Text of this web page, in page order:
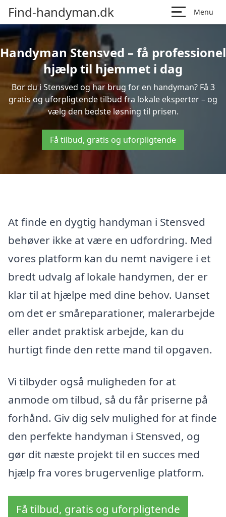
Find-handyman.dk Menu
Handyman Stensved – få professionel
hjælp til hjemmet i dag
Bor du i Stensved og har brug for en handyman? Få 3
gratis og uforpligtende tilbud fra lokale eksperter – og
vælg den bedste løsning til prisen.
Få tilbud, gratis og uforpligtende
At finde en dygtig handyman i Stensved
behøver ikke at være en udfordring. Med
vores platform kan du nemt navigere i et
bredt udvalg af lokale handymen, der er
klar til at hjælpe med dine behov. Uanset
om det er småreparationer, malerarbejde
eller andet praktisk arbejde, kan du
hurtigt finde den rette mand til opgaven.
Vi tilbyder også muligheden for at
anmode om tilbud, så du får priserne på
forhånd. Giv dig selv mulighed for at finde
den perfekte handyman i Stensved, og
gør dit næste projekt til en succes med
hjælp fra vores brugervenlige platform.
Få tilbud, gratis og uforpligtende